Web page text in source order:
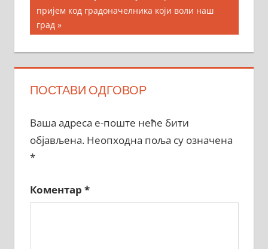
Post:
пријем код градоначелника који воли наш
град
ПОСТАВИ ОДГОВОР
Ваша адреса е-поште неће бити
објављена. Неопходна поља су означена
*
Коментар *